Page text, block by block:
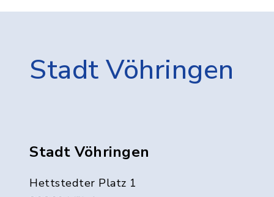
Stadt Vöhringen
Stadt Vöhringen
Hettstedter Platz 1